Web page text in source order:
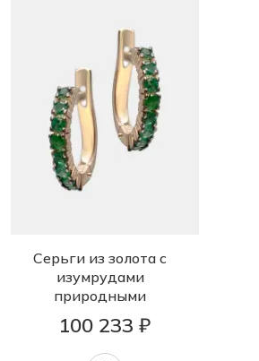
Серьги из золота с
изумрудами
природными
100 233 ₽